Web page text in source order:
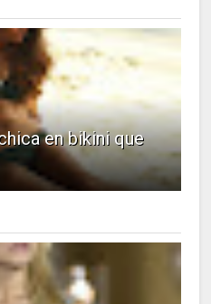
en bikini que